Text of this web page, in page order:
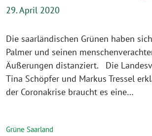
29. April 2020
Die saarländischen Grünen haben
Palmer und seinen
Äußerungen distanziert. Die
Tina Schöpfer und Markus Tressel
der Coronakrise braucht es eine…
Grüne Saarland